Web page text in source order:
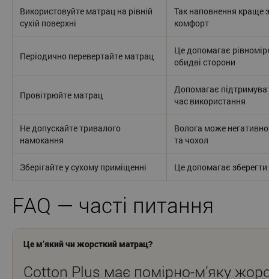
Використовуйте матрац на рівній
сухій поверхні
Так наповнення краще
комфорт
Періодично перевертайте матрац
Це допомагає
обидві сторони
Провітрюйте матрац
Допомагає
час використання
Не допускайте тривалого
намокання
Волога може
та чохол
Зберігайте у сухому приміщенні Це допомагає
FAQ — часті питання
Це м’який чи жорсткий матрац?
Cotton Plus має помірно-м’яку